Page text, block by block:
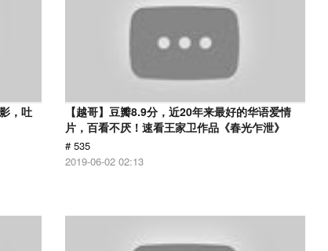
，吐
【越哥】豆瓣8.9分，近20年来最好的华语爱情
片，百看不厌！速看王家卫作品《春光乍泄》
# 535
2019-06-02 02:13